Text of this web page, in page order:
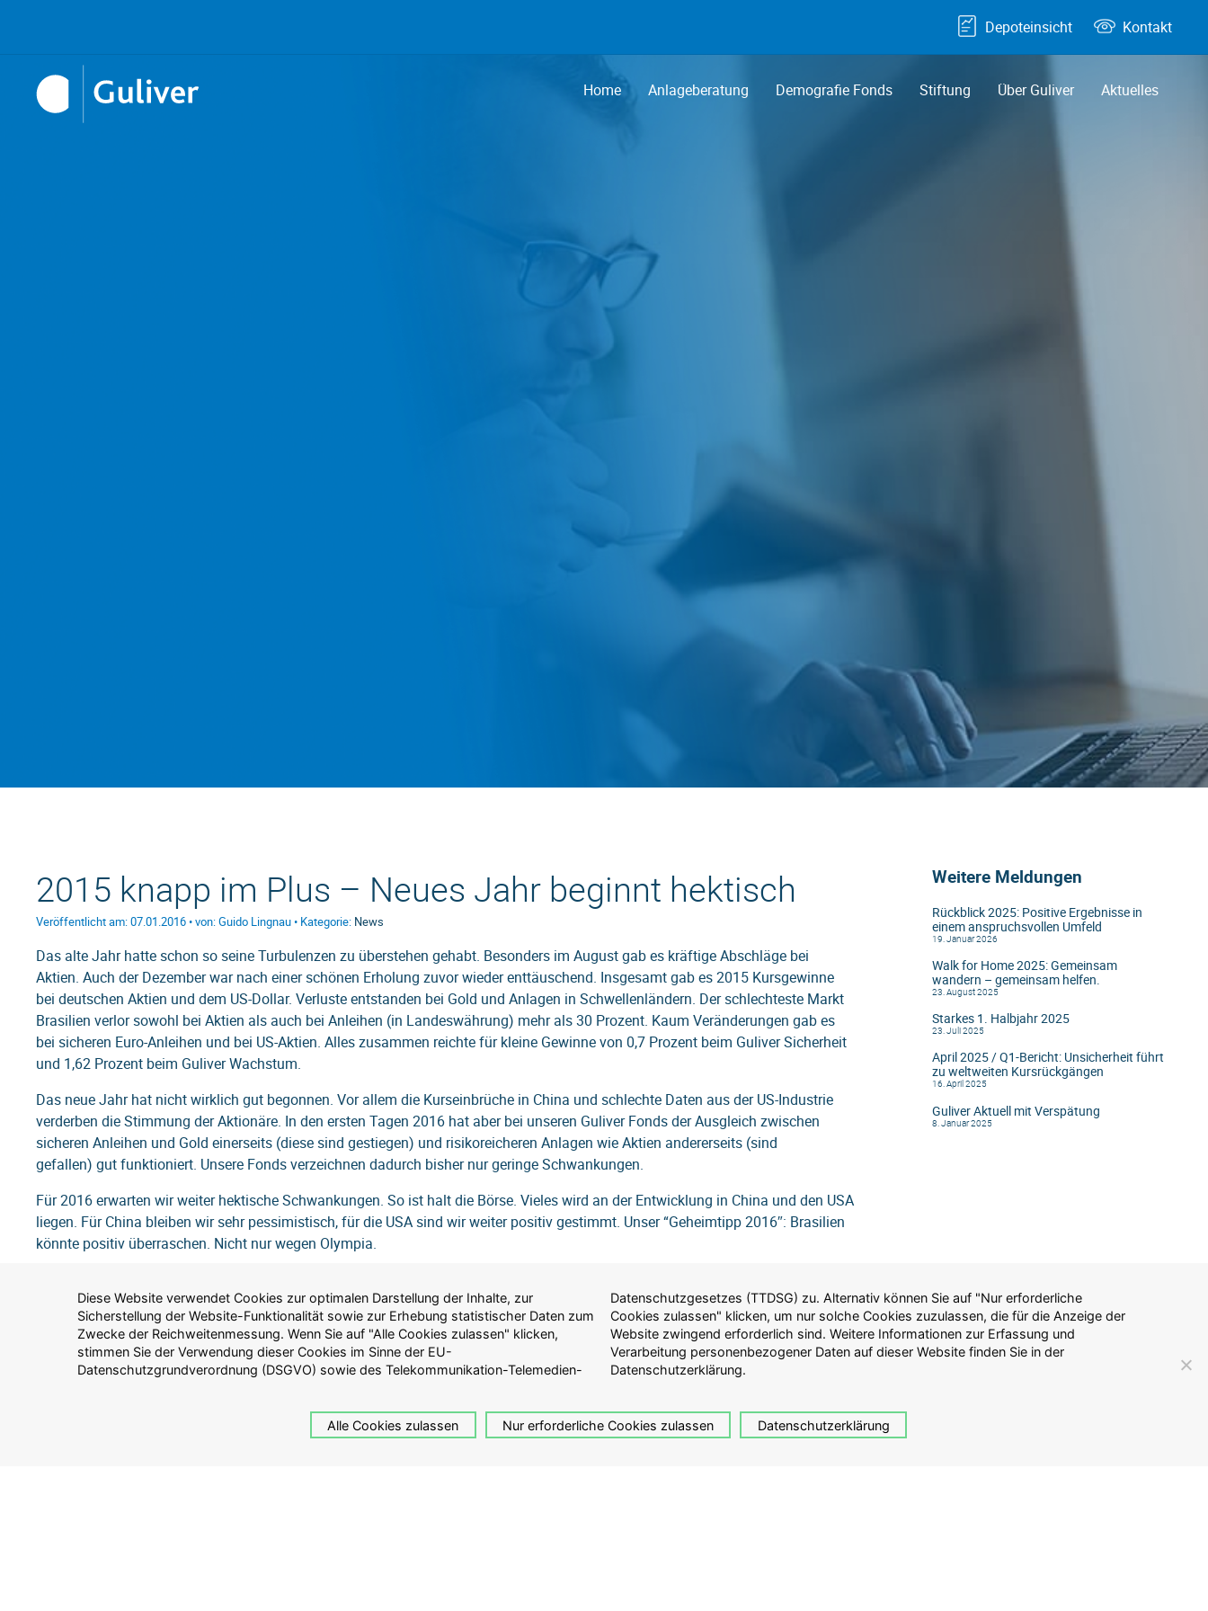
Depoteinsicht Kontakt
Home Anlageberatung Demografie Fonds Stiftung Über Guliver Aktuelles
2015 knapp im Plus – Neues Jahr beginnt hektisch
Veröffentlicht am: 07.01.2016 • von: Guido Lingnau • Kategorie: News
Das alte Jahr hatte schon so seine Turbulenzen zu überstehen gehabt. Besonders im August gab es kräftige Abschläge bei
Aktien. Auch der Dezember war nach einer schönen Erholung zuvor wieder enttäuschend. Insgesamt gab es 2015 Kursgewinne
bei deutschen Aktien und dem US-Dollar. Verluste entstanden bei Gold und Anlagen in Schwellenländern. Der schlechteste Markt
Brasilien verlor sowohl bei Aktien als auch bei Anleihen (in Landeswährung) mehr als 30 Prozent. Kaum Veränderungen gab es
bei sicheren Euro-Anleihen und bei US-Aktien. Alles zusammen reichte für kleine Gewinne von 0,7 Prozent beim Guliver Sicherheit
und 1,62 Prozent beim Guliver Wachstum.
Das neue Jahr hat nicht wirklich gut begonnen. Vor allem die Kurseinbrüche in China und schlechte Daten aus der US-Industrie
verderben die Stimmung der Aktionäre. In den ersten Tagen 2016 hat aber bei unseren Guliver Fonds der Ausgleich zwischen
sicheren Anleihen und Gold einerseits (diese sind gestiegen) und risikoreicheren Anlagen wie Aktien andererseits (sind
gefallen) gut funktioniert. Unsere Fonds verzeichnen dadurch bisher nur geringe Schwankungen.
Für 2016 erwarten wir weiter hektische Schwankungen. So ist halt die Börse. Vieles wird an der Entwicklung in China und den USA
liegen. Für China bleiben wir sehr pessimistisch, für die USA sind wir weiter positiv gestimmt. Unser “Geheimtipp 2016″: Brasilien
könnte positiv überraschen. Nicht nur wegen Olympia.
Weitere Meldungen
Rückblick 2025: Positive Ergebnisse in
einem anspruchsvollen Umfeld
19. Januar 2026
Walk for Home 2025: Gemeinsam
wandern – gemeinsam helfen.
23. August 2025
Starkes 1. Halbjahr 2025
23. Juli 2025
April 2025 / Q1-Bericht: Unsicherheit führt
zu weltweiten Kursrückgängen
16. April 2025
Guliver Aktuell mit Verspätung
8. Januar 2025
Diese Website verwendet Cookies zur optimalen Darstellung der Inhalte, zur
Sicherstellung der Website-Funktionalität sowie zur Erhebung statistischer Daten zum
Zwecke der Reichweitenmessung. Wenn Sie auf "Alle Cookies zulassen" klicken,
stimmen Sie der Verwendung dieser Cookies im Sinne der EU-
Datenschutzgrundverordnung (DSGVO) sowie des Telekommunikation-Telemedien-
Datenschutzgesetzes (TTDSG) zu. Alternativ können Sie auf "Nur erforderliche
Cookies zulassen" klicken, um nur solche Cookies zuzulassen, die für die Anzeige der
Website zwingend erforderlich sind. Weitere Informationen zur Erfassung und
Verarbeitung personenbezogener Daten auf dieser Website finden Sie in der
Datenschutzerklärung.
Alle Cookies zulassen Nur erforderliche Cookies zulassen Datenschutzerklärung